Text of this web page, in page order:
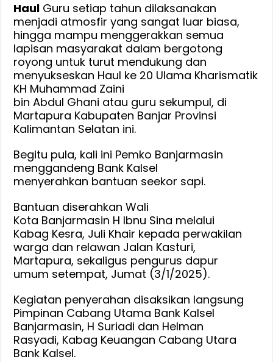
Haul Guru setiap tahun dilaksanakan
menjadi atmosfir yang sangat luar biasa,
hingga mampu menggerakkan semua
lapisan masyarakat dalam bergotong
royong untuk turut mendukung dan
menyukseskan Haul ke 20 Ulama Kharismatik
KH Muhammad Zaini
bin Abdul Ghani atau guru sekumpul, di
Martapura Kabupaten Banjar Provinsi
Kalimantan Selatan ini.
Begitu pula, kali ini Pemko Banjarmasin
menggandeng Bank Kalsel
menyerahkan bantuan seekor sapi.
Bantuan diserahkan Wali
Kota Banjarmasin H Ibnu Sina melalui
Kabag Kesra, Juli Khair kepada perwakilan
warga dan relawan Jalan Kasturi,
Martapura, sekaligus pengurus dapur
umum setempat, Jumat (3/1/2025).
Kegiatan penyerahan disaksikan langsung
Pimpinan Cabang Utama Bank Kalsel
Banjarmasin, H Suriadi dan Helman
Rasyadi, Kabag Keuangan Cabang Utara
Bank Kalsel.